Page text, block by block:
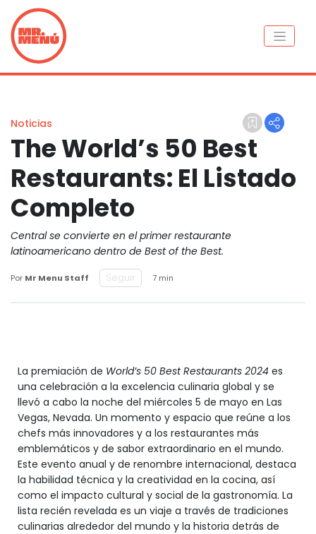
Noticias
The World’s 50 Best
Restaurants: El Listado
Completo
Central se convierte en el primer restaurante
latinoamericano dentro de Best of the Best.
Por Mr Menu Staff Seguir 7 min
La premiación de World’s 50 Best Restaurants 2024 es
una celebración a la excelencia culinaria global y se
llevó a cabo la noche del miércoles 5 de mayo en Las
Vegas, Nevada. Un momento y espacio que reúne a los
chefs más innovadores y a los restaurantes más
emblemáticos y de sabor extraordinario en el mundo.
Este evento anual y de renombre internacional, destaca
la habilidad técnica y la creatividad en la cocina, así
como el impacto cultural y social de la gastronomía. La
lista recién revelada es un viaje a través de tradiciones
culinarias alrededor del mundo y la historia detrás de